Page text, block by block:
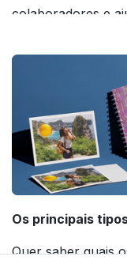
colaboradores e
Os principais
Quer saber quais